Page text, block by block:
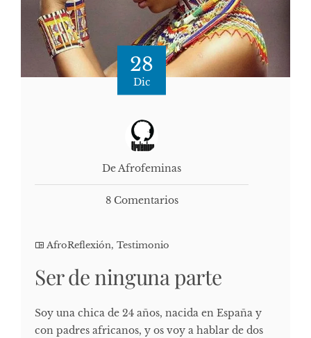
28
Dic
De Afrofeminas
8 Comentarios
AfroReflexión, Testimonio
Ser de ninguna parte
Soy una chica de 24 años, nacida en España y
con padres africanos, y os voy a hablar de dos